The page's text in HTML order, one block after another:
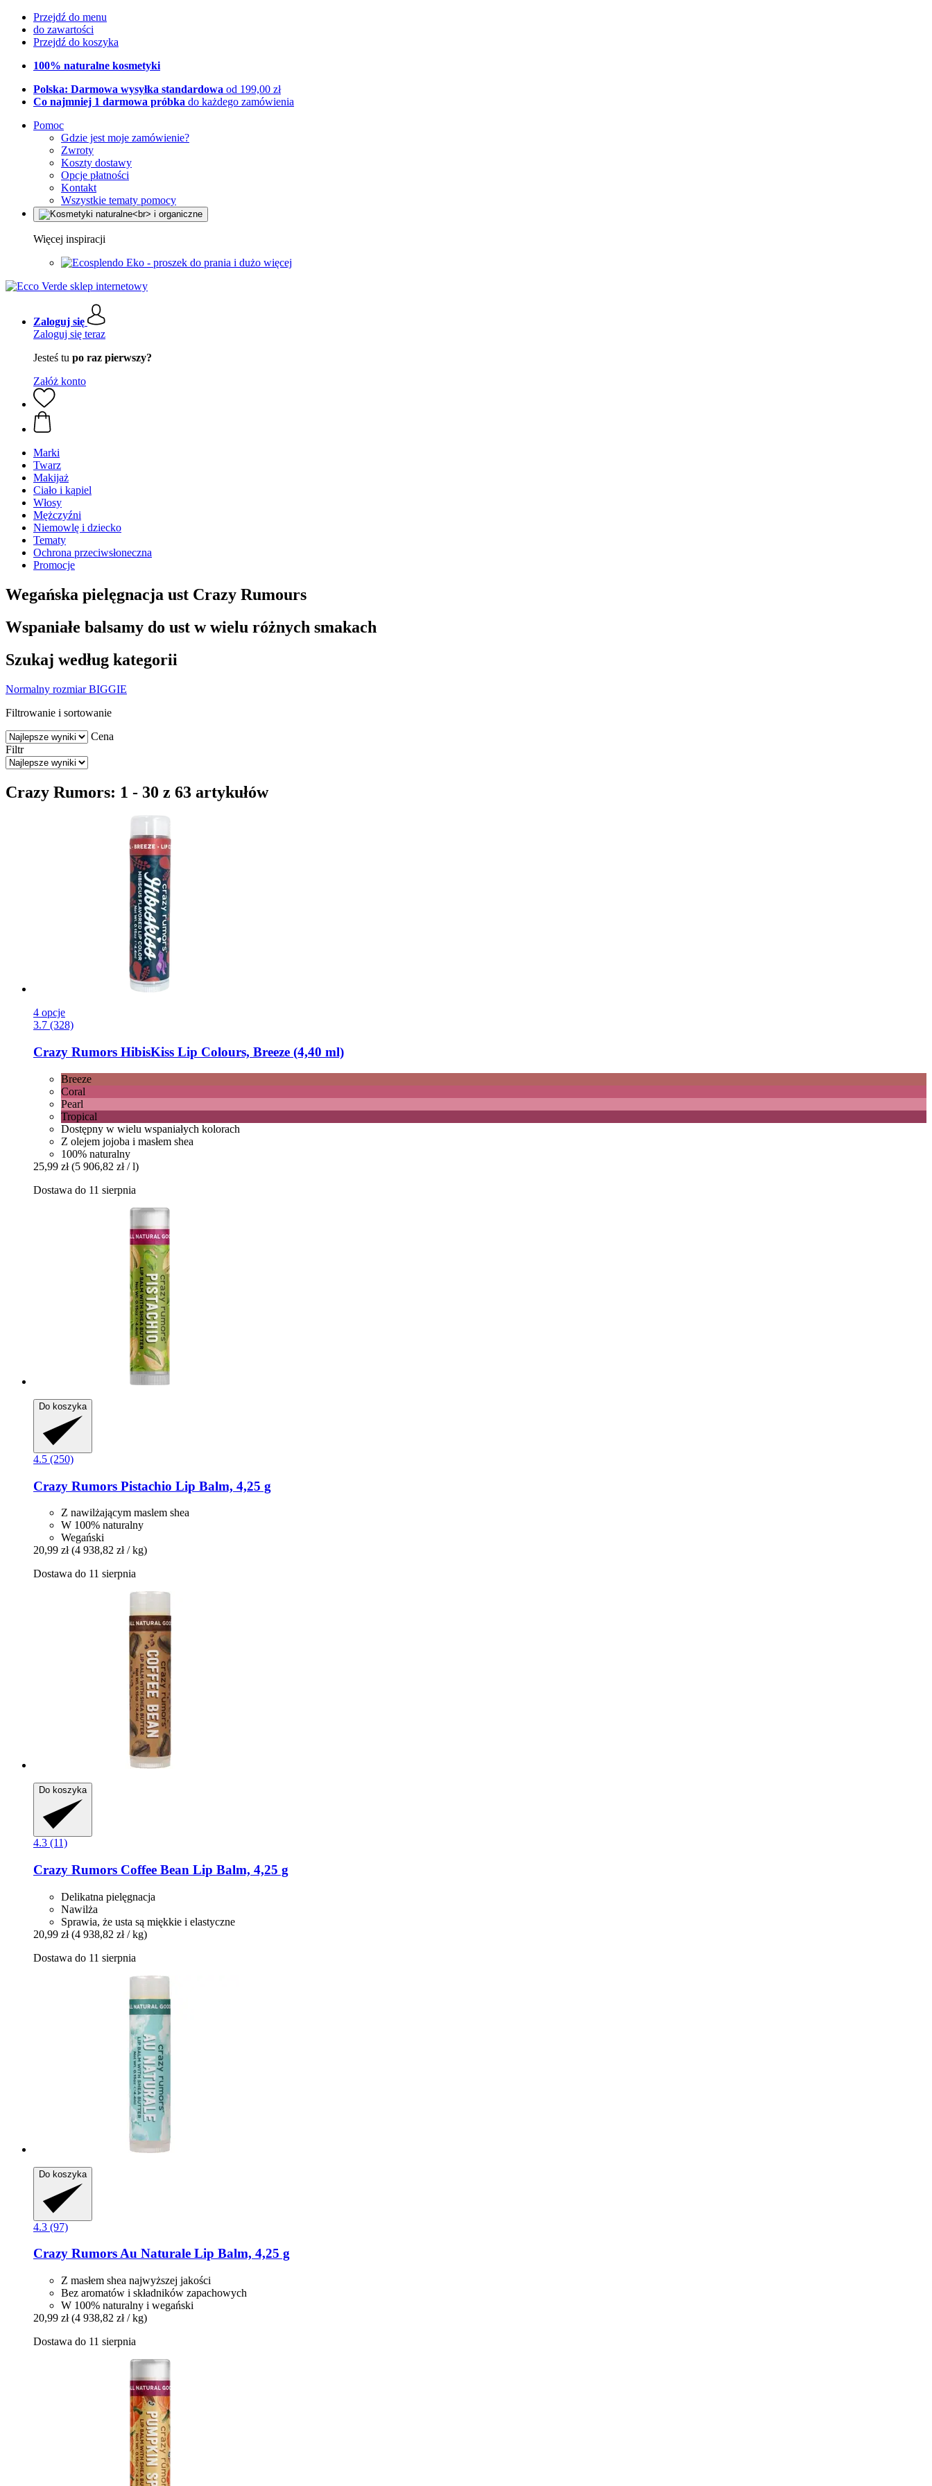
Przejdź do menu
do zawartości
Przejdź do koszyka
100% naturalne kosmetyki
Polska: Darmowa wysyłka standardowa od 199,00 zł
Co najmniej 1 darmowa próbka do każdego zamówienia
Pomoc
Gdzie jest moje zamówienie?
Zwroty
Koszty dostawy
Opcje płatności
Kontakt
Wszystkie tematy pomocy
Więcej inspiracji
Eko - proszek do prania i dużo więcej
Zaloguj się
Zaloguj się teraz
Jesteś tu po raz pierwszy?
Załóż konto
Marki
Twarz
Makijaż
Ciało i kąpiel
Włosy
Mężczyźni
Niemowlę i dziecko
Tematy
Ochrona przeciwsłoneczna
Promocje
Wegańska pielęgnacja ust Crazy Rumours
Wspaniałe balsamy do ust w wielu różnych smakach
Szukaj według kategorii
Normalny rozmiar BIGGIE
Filtrowanie i sortowanie
Cena
Filtr
Crazy Rumors: 1 - 30 z 63 artykułów
4 opcje
3.7 (328)
Crazy Rumors HibisKiss Lip Colours, Breeze (4,40 ml)
Breeze
Coral
Pearl
Tropical
Dostępny w wielu wspaniałych kolorach
Z olejem jojoba i masłem shea
100% naturalny
25,99 zł (5 906,82 zł / l)
Dostawa do 11 sierpnia
Do koszyka
4.5 (250)
Crazy Rumors Pistachio Lip Balm, 4,25 g
Z nawilżającym maslem shea
W 100% naturalny
Wegański
20,99 zł (4 938,82 zł / kg)
Dostawa do 11 sierpnia
Do koszyka
4.3 (11)
Crazy Rumors Coffee Bean Lip Balm, 4,25 g
Delikatna pielęgnacja
Nawilża
Sprawia, że ​​usta są miękkie i elastyczne
20,99 zł (4 938,82 zł / kg)
Dostawa do 11 sierpnia
Do koszyka
4.3 (97)
Crazy RumorsAu Naturale Lip Balm, 4,25 g
Z masłem shea najwyższej jakości
Bez aromatów i składników zapachowych
W 100% naturalny i wegański
20,99 zł (4 938,82 zł / kg)
Dostawa do 11 sierpnia